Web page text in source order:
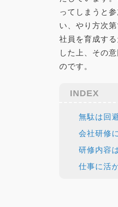
ってしまうと
い、やり方次
社員を育成す
した上、その
のです。
INDEX
無駄は回
会社研修
研修内容
仕事に活